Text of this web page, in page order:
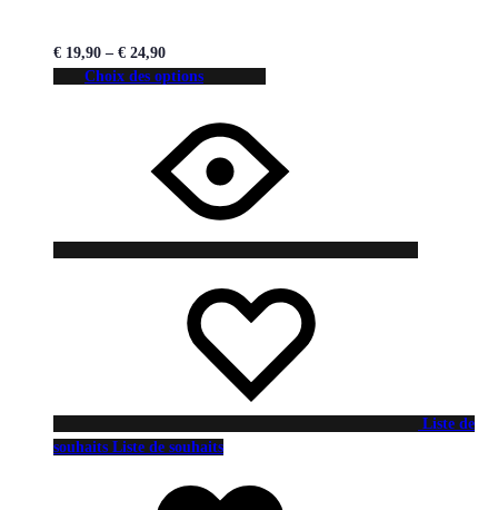
€ 19,90 – € 24,90
Choix des options
Liste de
souhaits Liste de souhaits